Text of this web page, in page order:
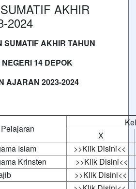
AKHIR
2024
SUMATIF AKHIR TAHUN
14 DEPOK
AJARAN 2023-2024
X
Islam
>>Klik Disini<<
Krinsten
>>Klik Disini<<
>>Klik Disini<<